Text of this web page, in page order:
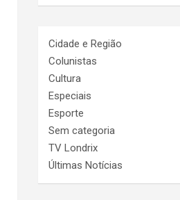
Cidade e Região
Colunistas
Cultura
Especiais
Esporte
Sem categoria
TV Londrix
Últimas Notícias